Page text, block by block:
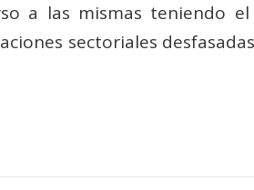
a las mismas teniendo
sectoriales